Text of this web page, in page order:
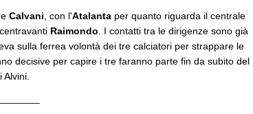
Calvani , con l'Atalanta per quanto riguarda il centrale
Raimondo . I contatti tra le dirigenze sono già
sulla ferrea volontà dei tre calciatori per strappare le
decisive per capire i tre faranno parte fin da subito del